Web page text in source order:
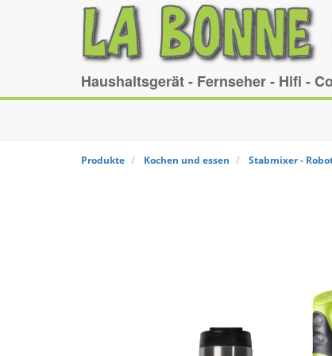
Haushaltsgerät - Fernseher - Hifi -
Produkte Kochen und essen Stabmixer -